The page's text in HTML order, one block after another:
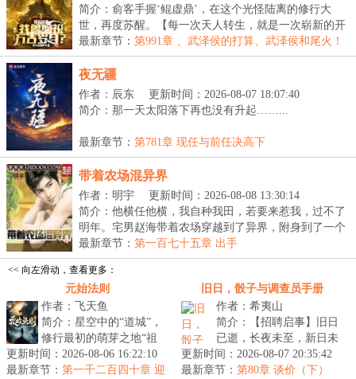
简介：俞客手握‘鲲虚鼎’，在这个光怪陆离的修行大
世，再度苏醒。【每一次天人转生，就是一次崭新的开
始...
最新章节： 第991章 、武泽侯的打算、武泽侯和尾火！
夜无疆
作者：辰东
更新时间：2026-08-07 18:07:40
简介：那一天太阳落下再也没有升起……...
最新章节： 第781章 现任与前任决高下
带着农场混异界
作者：明宇
更新时间：2026-08-08 13:30:14
简介：他横任他横，我自种我田，若要来惹我，过不了
明年。宅男赵海带着农场穿越到了异界，附身到了一个
落...
最新章节： 第一百七十五章 出手
<< 向左滑动，查看更多：
元始法则
作者：飞天鱼
简介：星空中的“道城”，
修行最初的萌芽之地“祖
洲”，浩瀚宇宙水之起
源“神仓古泽”，虚暗禁
更新时间：2026-08-06 16:22:10
最新章节： 第一千二百四十章 迎
旧日，骰子与调查员手册
作者：希夷山
简介：【招聘启事】旧日
已逝，长夜未至，新日未
升，是为残昼。在这个神
灾多得像路边野狗的时
更新时间：2026-08-07 20:35:42
最新章节： 第80章 谈价（下）